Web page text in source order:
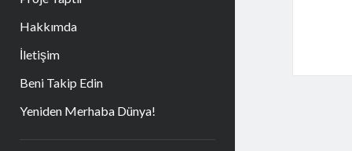
Hakkımda
İletişim
Beni Takip Edin
Yeniden Merhaba Dünya!